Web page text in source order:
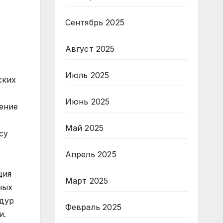
голосов. Такой подход даёт возможность политическим партиям представить свои программы и идеи на национальном уровне и гарантирует, что в парламенте будут представлены интересы различных социальных групп и политических движений. Таким образом, смешанная система сочетает в себе лучшие аспекты обоих подходов, обеспечивая как представи
Сентябрь 2025
Август 2025
Июль 2025
Июнь 2025
Май 2025
Апрель 2025
Март 2025
Февраль 2025